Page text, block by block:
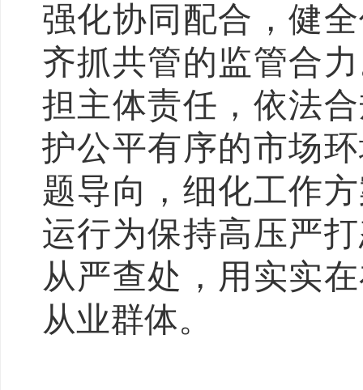
强化协同配合，健
齐抓共管的监管合
担主体责任，依法
护公平有序的市场
题导向，细化工作
运行为保持高压严
从严查处，用实实
从业群体。